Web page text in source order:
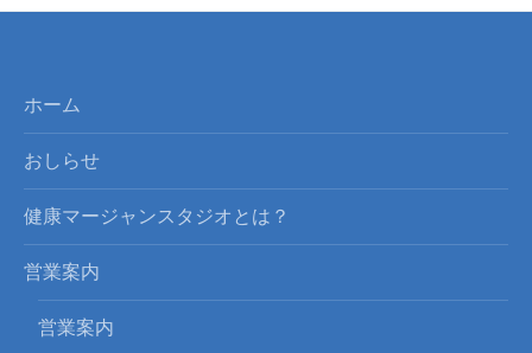
ホーム
おしらせ
健康マージャンスタジオとは？
営業案内
営業案内